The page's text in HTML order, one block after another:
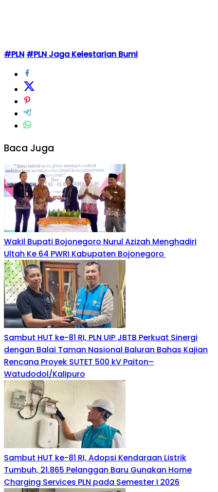
#PLN #PLN Jaga Kelestarian Bumi
Baca Juga
Wakil Bupati Bojonegoro Nurul Azizah Menghadiri
Ultah Ke 64 PWRI Kabupaten Bojonegoro
Sambut HUT ke-81 RI, PLN UIP JBTB Perkuat Sinergi
dengan Balai Taman Nasional Baluran Bahas Kajian
Rencana Proyek SUTET 500 kV Paiton–
Watudodol/Kalipuro
Sambut HUT ke-81 RI, Adopsi Kendaraan Listrik
Tumbuh, 21.865 Pelanggan Baru Gunakan Home
Charging Services PLN pada Semester I 2026